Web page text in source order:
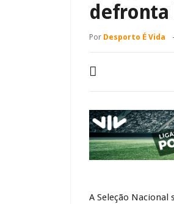
defronta
Por Desporto É Vida -
A Seleção Nacional